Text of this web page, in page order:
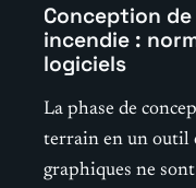
Conception
incendie :
logiciels
La phase de
terrain en un outil
graphiques ne